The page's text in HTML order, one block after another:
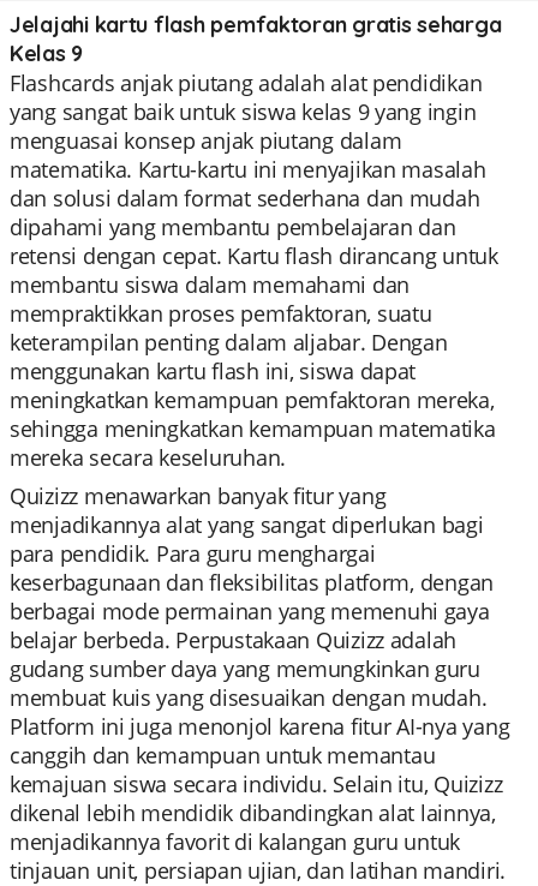
Jelajahi kartu flash pemfaktoran gratis seharga
Kelas 9
Flashcards anjak piutang adalah alat pendidikan
yang sangat baik untuk siswa kelas 9 yang ingin
menguasai konsep anjak piutang dalam
matematika. Kartu-kartu ini menyajikan masalah
dan solusi dalam format sederhana dan mudah
dipahami yang membantu pembelajaran dan
retensi dengan cepat. Kartu flash dirancang untuk
membantu siswa dalam memahami dan
mempraktikkan proses pemfaktoran, suatu
keterampilan penting dalam aljabar. Dengan
menggunakan kartu flash ini, siswa dapat
meningkatkan kemampuan pemfaktoran mereka,
sehingga meningkatkan kemampuan matematika
mereka secara keseluruhan.
Quizizz menawarkan banyak fitur yang
menjadikannya alat yang sangat diperlukan bagi
para pendidik. Para guru menghargai
keserbagunaan dan fleksibilitas platform, dengan
berbagai mode permainan yang memenuhi gaya
belajar berbeda. Perpustakaan Quizizz adalah
gudang sumber daya yang memungkinkan guru
membuat kuis yang disesuaikan dengan mudah.
Platform ini juga menonjol karena fitur AI-nya yang
canggih dan kemampuan untuk memantau
kemajuan siswa secara individu. Selain itu, Quizizz
dikenal lebih mendidik dibandingkan alat lainnya,
menjadikannya favorit di kalangan guru untuk
tinjauan unit, persiapan ujian, dan latihan mandiri.